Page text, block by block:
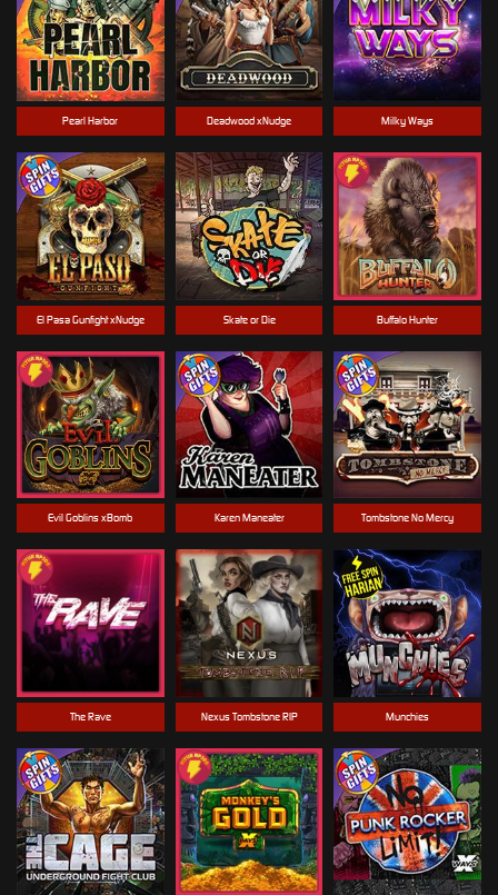
Munchies
Skate or Die
Nexus Tombstone RIP
Tombstone No Mercy
El Pasa Gunfight xNudge
Evil Goblins xBomb
Deadwood xNudge
Buffalo Hunter
Milky Ways
Pearl Harbor
Karen Maneater
The Rave